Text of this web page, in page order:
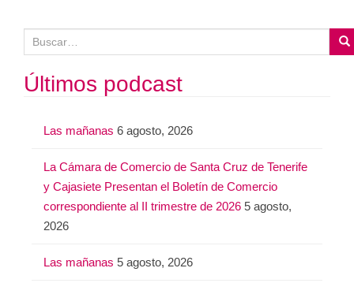
u
sÚltimos podcast
Las mañanas 6 agosto, 2026
La Cámara de Comercio de Santa Cruz de Tenerife
y Cajasiete Presentan el Boletín de Comercio
correspondiente al II trimestre de 2026 5 agosto,
2026
Las mañanas 5 agosto, 2026